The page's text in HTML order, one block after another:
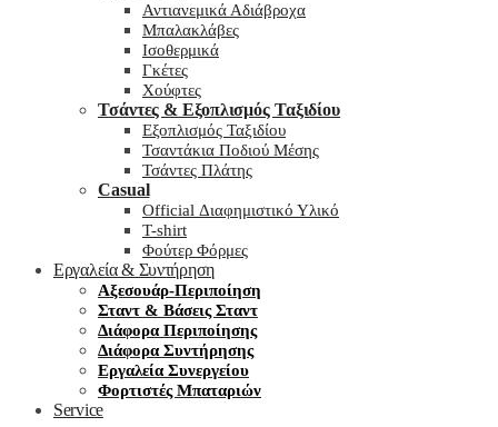
Αντιανεμικά Αδιάβροχα
Μπαλακλάβες
Ισοθερμικά
Γκέτες
Χούφτες
Τσάντες & Εξοπλισμός Ταξιδίου
Εξοπλισμός Ταξιδίου
Τσαντάκια Ποδιού Μέσης
Τσάντες Πλάτης
Casual
Official Διαφημιστικό Υλικό
T-shirt
Φούτερ Φόρμες
Εργαλεία & Συντήρηση
Αξεσουάρ-Περιποίηση
Σταντ & Βάσεις Σταντ
Διάφορα Περιποίησης
Διάφορα Συντήρησης
Εργαλεία Συνεργείου
Φορτιστές Μπαταριών
Service